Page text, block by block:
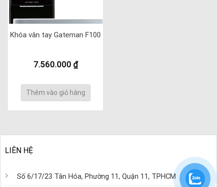
Khóa vân tay Gateman F100
7.560.000 ₫
Thêm vào giỏ hàng
LIÊN HỆ
Số 6/17/23 Tân Hóa, Phường 11, Quận 11, TPHCM